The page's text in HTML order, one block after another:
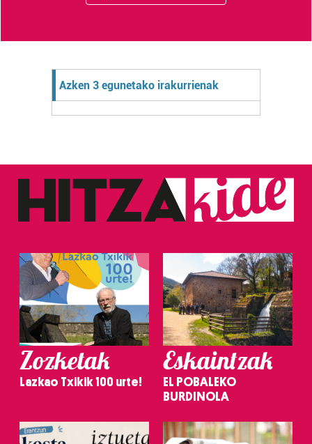
Azken 3 egunetako irakurrienak
Zozketak
Lazkao Txikik 100 urte!
Eskaintzak
EL POBALEKO
BURDINOLA